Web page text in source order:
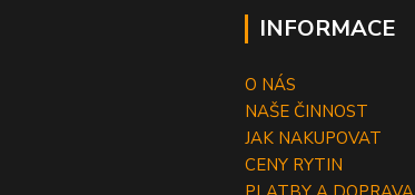
INFORMACE
O NÁS
NAŠE ČINNOST
JAK NAKUPOVAT
CENY RYTIN